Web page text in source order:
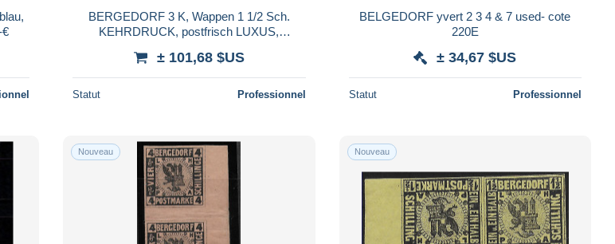
110,-€
BERGEDORF 3 K, Wappen 1 1/2 Sch.
KEHRDRUCK, postfrisch LUXUS,
± 101,68 $US
Statut Professionnel
BELGEDORF yvert 2 3 4 & 7 used- cote
220E
± 34,67 $US
Statut Professionnel
Nouveau Nouveau